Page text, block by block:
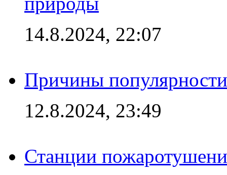
14.8.2024, 22:07
Причины
12.8.2024, 23:49
Станции